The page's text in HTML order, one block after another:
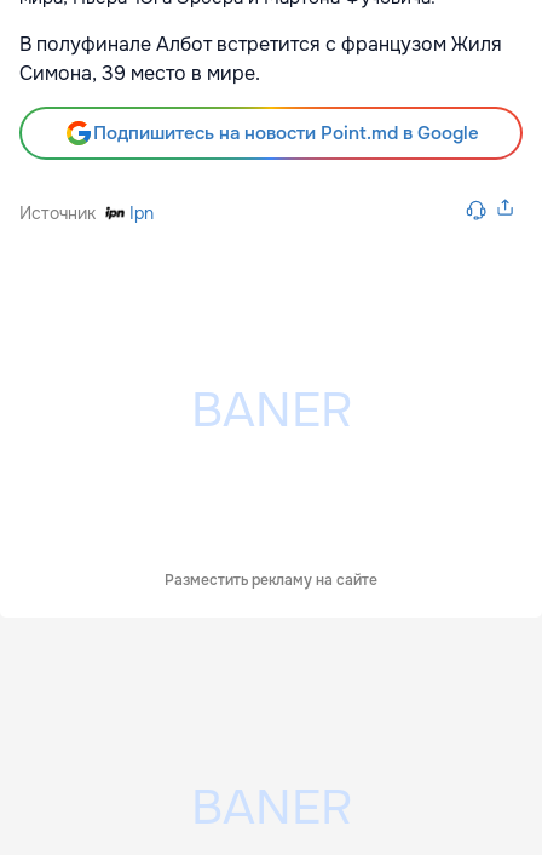
В полуфинале Албот встретится с французом Жиля
Симона, 39 место в мире.
Подпишитесь на новости Point.md в Google
Источник Ipn
Разместить рекламу на сайте